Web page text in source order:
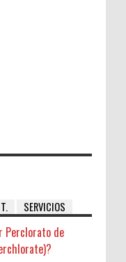
SERVICIOS
Perclorato de